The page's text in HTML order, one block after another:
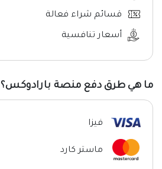
قسائم شراء فعالة
أسعار تنافسية
ما هي طرق دفع منصة بارادوكس؟
فيزا
ماستر كارد